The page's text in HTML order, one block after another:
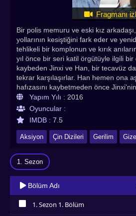
Fragmanı
Bir polis memuru ve eski kız
yollarının kesiştiğini fark eder ve
tehlikeli bir komplonun ve kırık
yıl önce bir seri katil örgütüyle ilgili bir
kaybeden Jinxi ve Han, bir tecavüz
tekrar karşılaşırlar. Han hemen ona
hafızasını kaybetmeden önce
olduğunu bilmiyor. Tekrar aşık
geri bulacaklar mı? Gizem ve romantik
dizilerinden Memory Lost Türkçe
Asyadiziizle kalitesiyle sizlerle!
Yapım Yılı : 2016
Oyuncular :
IMDB : 7.5
Aksiyon Çin Dizileri Gerilim
1. Sezon
Bölüm Adı
1. Sezon 1. Bölüm